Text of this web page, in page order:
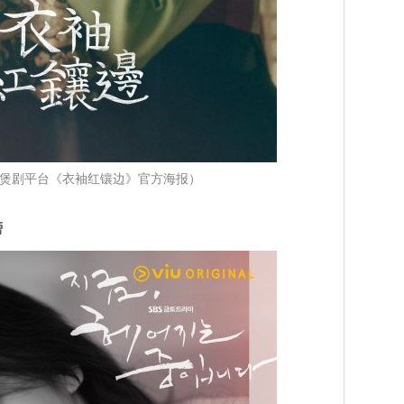
剧平台《衣袖红镶边》官方海报）